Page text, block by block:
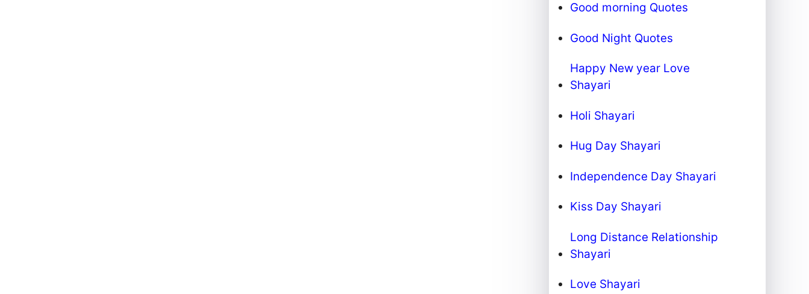
Good morning Quotes
Good Night Quotes
Happy New year Love
Shayari
Holi Shayari
Hug Day Shayari
Independence Day Shayari
Kiss Day Shayari
Long Distance Relationship
Shayari
Love Shayari